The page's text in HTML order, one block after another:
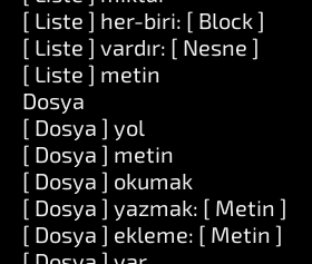
[ Liste ] her-biri: [ Block ]
[ Liste ] vardır: [ Nesne ]
[ Liste ] metin
Dosya
[ Dosya ] yol
[ Dosya ] metin
[ Dosya ] okumak
[ Dosya ] yazmak: [ Metin ]
[ Dosya ] ekleme: [ Metin ]